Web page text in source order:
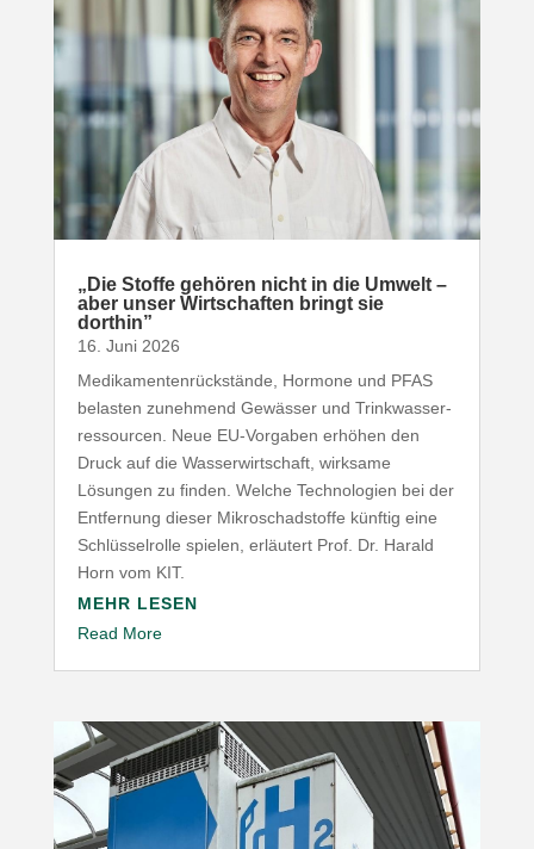
„ Die Stoffe gehören nicht in die Umwelt –
aber unser Wirt­schaften bringt sie
dorthin”
16. Juni 2026
Medi­ka­men­ten­rück­stände, Hormone und PFAS
belasten zunehmend Gewässer und Trink­was­ser­
res­sourcen. Neue EU-​Vorgaben erhöhen den
Druck auf die Wasser­wirt­schaft, wirksame
Lösungen zu finden. Welche Tech­no­logien bei der
Entfernung dieser Mikro­schad­stoffe künftig eine
Schlüs­sel­rolle spielen, erläutert Prof. Dr. Harald
Horn vom KIT.
MEHR LESEN
Read More